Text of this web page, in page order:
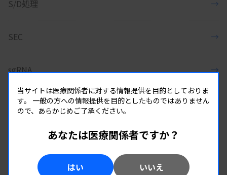
S/D処理 →
SEC →
sgRNA →
当サイトは医療関係者に対する情報提供を目的としておりま
す。 一般の方への情報提供を目的としたものではありません
ので、あらかじめご了承ください。
あなたは医療関係者ですか？
はい いいえ